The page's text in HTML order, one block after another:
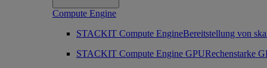
Compute Engine
STACKIT Compute EngineBereitstellung von
STACKIT Compute Engine GPURechenstarke